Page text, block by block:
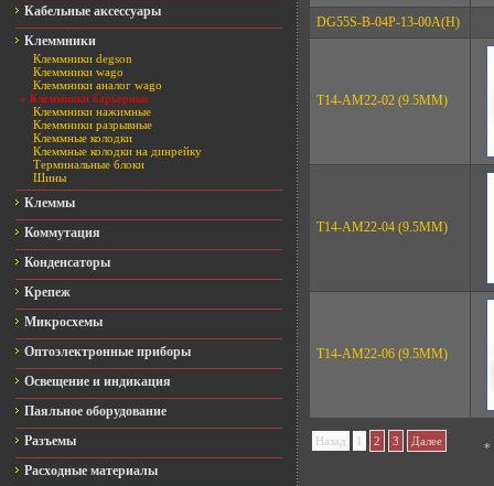
Кабельные аксессуары
Клеммники
Клеммники degson
Клеммники wago
Клеммники аналог wago
» Клеммники барьерные
Клеммники нажимные
Клеммники разрывные
Клеммные колодки
Клеммные колодки на динрейку
Терминальные блоки
Шины
Клеммы
Коммутация
Конденсаторы
Крепеж
Микросхемы
Оптоэлектронные приборы
Освещение и индикация
Паяльное оборудование
Разъемы
Расходные материалы
DG55S-B-04P-13-00A(H)
T14-AM22-02 (9.5MM)
T14-AM22-04 (9.5MM)
T14-AM22-06 (9.5MM)
Назад 1 2 3 Далее *